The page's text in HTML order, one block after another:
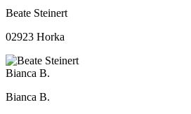
Beate Steinert
02923 Horka
Bianca B.
Bianca B.